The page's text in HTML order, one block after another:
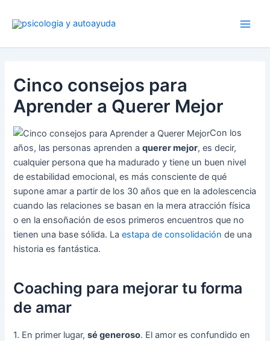
Cinco consejos para
Aprender a Querer Mejor
Con los
años, las personas aprenden aquerer mejor, es decir,
cualquier persona que ha madurado y tiene un buen nivel
de estabilidad emocional, es más consciente de qué
supone amar a partir de los 30 años que en la adolescencia
cuando las relaciones se basan en la mera atracción física
o en la ensoñación de esos primeros encuentros que no
tienen una base sólida. Laestapa de consolidación de una
historia es fantástica.
Coaching para mejorar tu forma
de amar
1. En primer lugar,sé generoso. El amor es confundido en